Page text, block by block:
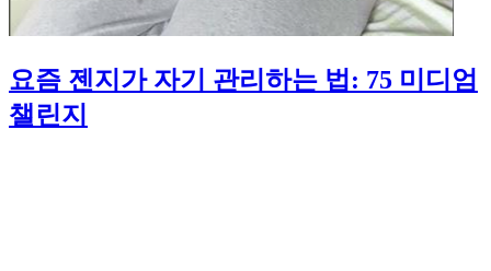
요즘 젠지가 자기 관리하는 법: 75 미디엄
챌린지